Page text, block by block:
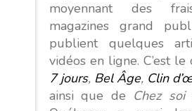
moyennant des
magazines grand
publient quelques
vidéos en ligne. C’est
7 jours, Bel Âge, Clin
ainsi que de Chezsoi